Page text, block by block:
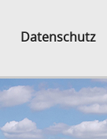
Datenschutz